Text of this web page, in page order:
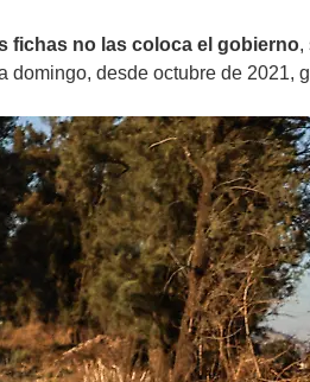
fichas no las coloca el gobierno,
domingo, desde octubre de 2021,